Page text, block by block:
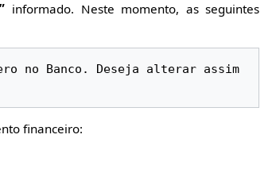
informado. Neste momento, as seguintes
no Banco. Deseja alterar assim
financeiro: